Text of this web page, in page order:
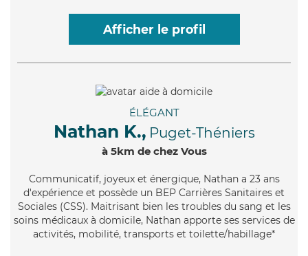
Afficher le profil
ÉLÉGANT
Nathan K., Puget-Théniers
à 5km de chez Vous
Communicatif, joyeux et énergique, Nathan a 23 ans
d'expérience et possède un BEP Carrières Sanitaires et
Sociales (CSS). Maitrisant bien les troubles du sang et les
soins médicaux à domicile, Nathan apporte ses services de
activités, mobilité, transports et toilette/habillage*